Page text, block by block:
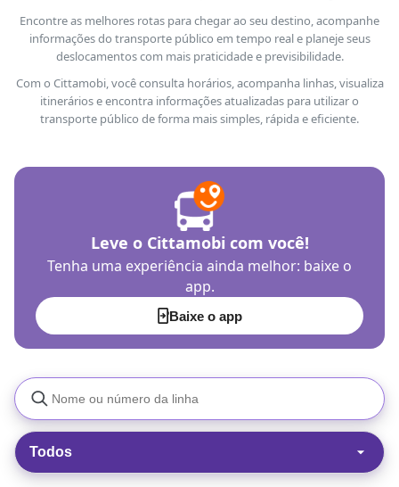
Encontre as melhores rotas para chegar ao seu destino, acompanhe
informações do transporte público em tempo real e planeje seus
deslocamentos com mais praticidade e previsibilidade.
Com o Cittamobi, você consulta horários, acompanha linhas, visualiza
itinerários e encontra informações atualizadas para utilizar o
transporte público de forma mais simples, rápida e eficiente.
Leve o Cittamobi com você!
Tenha uma experiência ainda melhor: baixe o
app.
Baixe o app
Todos